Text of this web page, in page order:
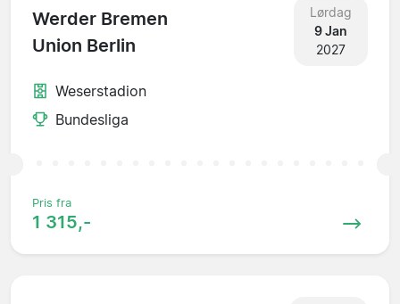
Werder Bremen
Union Berlin
Lørdag
9 Jan
2027
Weserstadion
Bundesliga
Pris fra
1 315,-